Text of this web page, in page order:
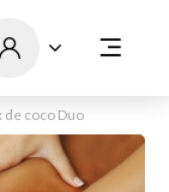
de coco Duo